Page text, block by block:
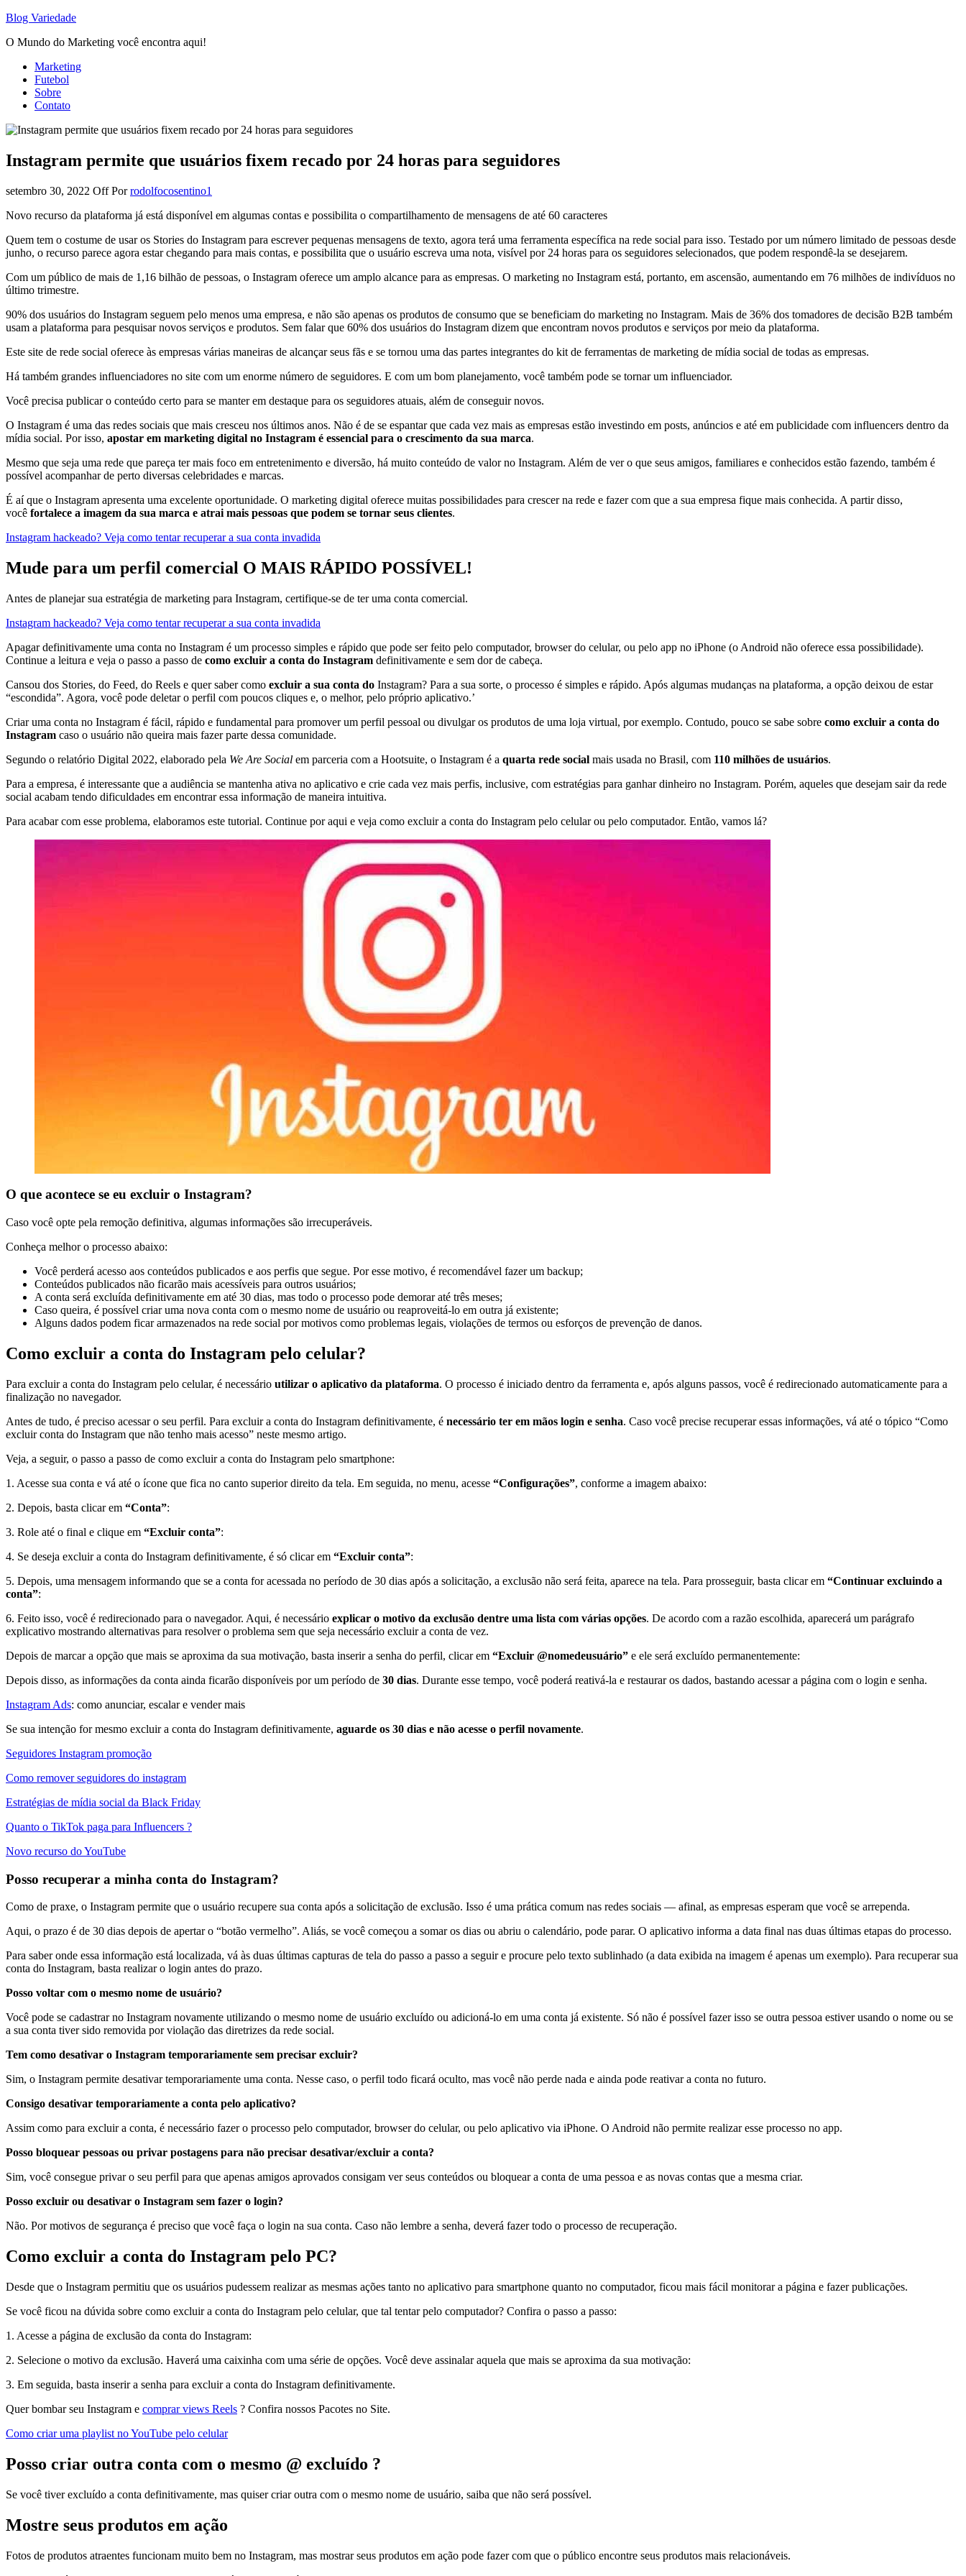
Blog Variedade
O Mundo do Marketing você encontra aqui!
Marketing
Futebol
Sobre
Contato
Instagram permite que usuários fixem recado por 24 horas para seguidores
setembro 30, 2022 OffPor rodolfocosentino1
Novo recurso da plataforma já está disponível em algumas contas e possibilita o compartilhamento de mensagens de até 60 caracteres
Quem tem o costume de usar os Stories do Instagram para escrever pequenas mensagens de texto, agora terá uma ferramenta específica na rede social para isso. Testado por um número limitado de pessoas desde
junho, o recurso parece agora estar chegando para mais contas, e possibilita que o usuário escreva uma nota, visível por 24 horas para os seguidores selecionados, que podem respondê-la se desejarem.
Com um público de mais de 1,16 bilhão de pessoas, o Instagram oferece um amplo alcance para as empresas. O marketing no Instagram está, portanto, em ascensão, aumentando em 76 milhões de indivíduos no
último trimestre.
90% dos usuários do Instagram seguem pelo menos uma empresa, e não são apenas os produtos de consumo que se beneficiam do marketing no Instagram. Mais de 36% dos tomadores de decisão B2B também
usam a plataforma para pesquisar novos serviços e produtos. Sem falar que 60% dos usuários do Instagram dizem que encontram novos produtos e serviços por meio da plataforma.
Este site de rede social oferece às empresas várias maneiras de alcançar seus fãs e se tornou uma das partes integrantes do kit de ferramentas de marketing de mídia social de todas as empresas.
Há também grandes influenciadores no site com um enorme número de seguidores. E com um bom planejamento, você também pode se tornar um influenciador.
Você precisa publicar o conteúdo certo para se manter em destaque para os seguidores atuais, além de conseguir novos.
O Instagram é uma das redes sociais que mais cresceu nos últimos anos. Não é de se espantar que cada vez mais as empresas estão investindo em posts, anúncios e até em publicidade com influencers dentro da
mídia social. Por isso, apostar em marketing digital no Instagram é essencial para o crescimento da sua marca.
Mesmo que seja uma rede que pareça ter mais foco em entretenimento e diversão, há muito conteúdo de valor no Instagram. Além de ver o que seus amigos, familiares e conhecidos estão fazendo, também é
possível acompanhar de perto diversas celebridades e marcas.
É aí que o Instagram apresenta uma excelente oportunidade. O marketing digital oferece muitas possibilidades para crescer na rede e fazer com que a sua empresa fique mais conhecida. A partir disso,
você fortalece a imagem da sua marca e atrai mais pessoas que podem se tornar seus clientes.
Instagram hackeado? Veja como tentar recuperar a sua conta invadida
Mude para um perfil comercial O MAIS RÁPIDO POSSÍVEL!
Antes de planejar sua estratégia de marketing para Instagram, certifique-se de ter uma conta comercial.
Instagram hackeado? Veja como tentar recuperar a sua conta invadida
Apagar definitivamente uma conta no Instagram é um processo simples e rápido que pode ser feito pelo computador, browser do celular, ou pelo app no iPhone (o Android não oferece essa possibilidade).
Continue a leitura e veja o passo a passo de como excluir a conta do Instagram definitivamente e sem dor de cabeça.
Cansou dos Stories, do Feed, do Reels e quer saber como excluir a sua conta do Instagram? Para a sua sorte, o processo é simples e rápido. Após algumas mudanças na plataforma, a opção deixou de estar
“escondida”. Agora, você pode deletar o perfil com poucos cliques e, o melhor, pelo próprio aplicativo.’
Criar uma conta no Instagram é fácil, rápido e fundamental para promover um perfil pessoal ou divulgar os produtos de uma loja virtual, por exemplo. Contudo, pouco se sabe sobre como excluir a conta do
Instagram caso o usuário não queira mais fazer parte dessa comunidade.
Segundo o relatório Digital 2022, elaborado pela We Are Social em parceria com a Hootsuite, o Instagram é a quarta rede social mais usada no Brasil, com 110 milhões de usuários.
Para a empresa, é interessante que a audiência se mantenha ativa no aplicativo e crie cada vez mais perfis, inclusive, com estratégias para ganhar dinheiro no Instagram. Porém, aqueles que desejam sair da rede
social acabam tendo dificuldades em encontrar essa informação de maneira intuitiva.
Para acabar com esse problema, elaboramos este tutorial. Continue por aqui e veja como excluir a conta do Instagram pelo celular ou pelo computador. Então, vamos lá?
O que acontece se eu excluir o Instagram?
Caso você opte pela remoção definitiva, algumas informações são irrecuperáveis.
Conheça melhor o processo abaixo:
Você perderá acesso aos conteúdos publicados e aos perfis que segue. Por esse motivo, é recomendável fazer um backup;
Conteúdos publicados não ficarão mais acessíveis para outros usuários;
A conta será excluída definitivamente em até 30 dias, mas todo o processo pode demorar até três meses;
Caso queira, é possível criar uma nova conta com o mesmo nome de usuário ou reaproveitá-lo em outra já existente;
Alguns dados podem ficar armazenados na rede social por motivos como problemas legais, violações de termos ou esforços de prevenção de danos.
Como excluir a conta do Instagram pelo celular?
Para excluir a conta do Instagram pelo celular, é necessário utilizar o aplicativo da plataforma. O processo é iniciado dentro da ferramenta e, após alguns passos, você é redirecionado automaticamente para a
finalização no navegador.
Antes de tudo, é preciso acessar o seu perfil. Para excluir a conta do Instagram definitivamente, é necessário ter em mãos login e senha. Caso você precise recuperar essas informações, vá até o tópico “Como
excluir conta do Instagram que não tenho mais acesso” neste mesmo artigo.
Veja, a seguir, o passo a passo de como excluir a conta do Instagram pelo smartphone:
1. Acesse sua conta e vá até o ícone que fica no canto superior direito da tela. Em seguida, no menu, acesse “Configurações”, conforme a imagem abaixo:
2. Depois, basta clicar em “Conta”:
3. Role até o final e clique em “Excluir conta”:
4. Se deseja excluir a conta do Instagram definitivamente, é só clicar em “Excluir conta”:
5. Depois, uma mensagem informando que se a conta for acessada no período de 30 dias após a solicitação, a exclusão não será feita, aparece na tela. Para prosseguir, basta clicar em “Continuar excluindo a
conta”:
6. Feito isso, você é redirecionado para o navegador. Aqui, é necessário explicar o motivo da exclusão dentre uma lista com várias opções. De acordo com a razão escolhida, aparecerá um parágrafo
explicativo mostrando alternativas para resolver o problema sem que seja necessário excluir a conta de vez.
Depois de marcar a opção que mais se aproxima da sua motivação, basta inserir a senha do perfil, clicar em “Excluir @nomedeusuário” e ele será excluído permanentemente:
Depois disso, as informações da conta ainda ficarão disponíveis por um período de 30 dias. Durante esse tempo, você poderá reativá-la e restaurar os dados, bastando acessar a página com o login e senha.
Instagram Ads: como anunciar, escalar e vender mais
Se sua intenção for mesmo excluir a conta do Instagram definitivamente, aguarde os 30 dias e não acesse o perfil novamente.
Seguidores Instagram promoção
Como remover seguidores do instagram
Estratégias de mídia social da Black Friday
Quanto o TikTok paga para Influencers ?
Novo recurso do YouTube
Posso recuperar a minha conta do Instagram?
Como de praxe, o Instagram permite que o usuário recupere sua conta após a solicitação de exclusão. Isso é uma prática comum nas redes sociais — afinal, as empresas esperam que você se arrependa.
Aqui, o prazo é de 30 dias depois de apertar o “botão vermelho”. Aliás, se você começou a somar os dias ou abriu o calendário, pode parar. O aplicativo informa a data final nas duas últimas etapas do processo.
Para saber onde essa informação está localizada, vá às duas últimas capturas de tela do passo a passo a seguir e procure pelo texto sublinhado (a data exibida na imagem é apenas um exemplo). Para recuperar sua
conta do Instagram, basta realizar o login antes do prazo.
Posso voltar com o mesmo nome de usuário?
Você pode se cadastrar no Instagram novamente utilizando o mesmo nome de usuário excluído ou adicioná-lo em uma conta já existente. Só não é possível fazer isso se outra pessoa estiver usando o nome ou se
a sua conta tiver sido removida por violação das diretrizes da rede social.
Tem como desativar o Instagram temporariamente sem precisar excluir?
Sim, o Instagram permite desativar temporariamente uma conta. Nesse caso, o perfil todo ficará oculto, mas você não perde nada e ainda pode reativar a conta no futuro.
Consigo desativar temporariamente a conta pelo aplicativo?
Assim como para excluir a conta, é necessário fazer o processo pelo computador, browser do celular, ou pelo aplicativo via iPhone. O Android não permite realizar esse processo no app.
Posso bloquear pessoas ou privar postagens para não precisar desativar/excluir a conta?
Sim, você consegue privar o seu perfil para que apenas amigos aprovados consigam ver seus conteúdos ou bloquear a conta de uma pessoa e as novas contas que a mesma criar.
Posso excluir ou desativar o Instagram sem fazer o login?
Não. Por motivos de segurança é preciso que você faça o login na sua conta. Caso não lembre a senha, deverá fazer todo o processo de recuperação.
Como excluir a conta do Instagram pelo PC?
Desde que o Instagram permitiu que os usuários pudessem realizar as mesmas ações tanto no aplicativo para smartphone quanto no computador, ficou mais fácil monitorar a página e fazer publicações.
Se você ficou na dúvida sobre como excluir a conta do Instagram pelo celular, que tal tentar pelo computador? Confira o passo a passo:
1. Acesse a página de exclusão da conta do Instagram:
2. Selecione o motivo da exclusão. Haverá uma caixinha com uma série de opções. Você deve assinalar aquela que mais se aproxima da sua motivação:
3. Em seguida, basta inserir a senha para excluir a conta do Instagram definitivamente.
Quer bombar seu Instagram e comprar views Reels ? Confira nossos Pacotes no Site.
Como criar uma playlist no YouTube pelo celular
Posso criar outra conta com o mesmo @ excluído ?
Se você tiver excluído a conta definitivamente, mas quiser criar outra com o mesmo nome de usuário, saiba que não será possível.
Mostre seus produtos em ação
Fotos de produtos atraentes funcionam muito bem no Instagram, mas mostrar seus produtos em ação pode fazer com que o público encontre seus produtos mais relacionáveis.